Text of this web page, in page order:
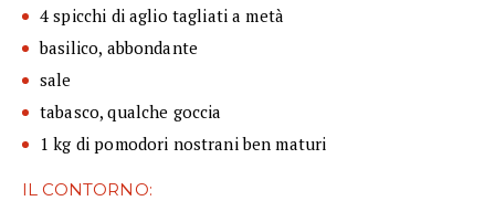
4 spicchi di aglio tagliati a metà
basilico, abbondante
sale
tabasco, qualche goccia
1 kg di pomodori nostrani ben maturi
IL CONTORNO: